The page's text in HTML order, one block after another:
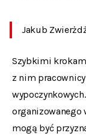
Jakub
Szybkimi
z nim
organizowanego
mogą być